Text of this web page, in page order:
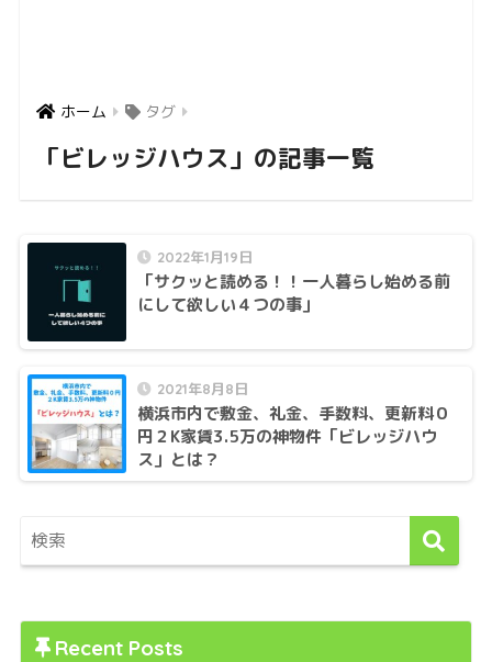
ホーム タグ
「ビレッジハウス」の記事一覧
2022年1月19日
「サクッと読める！！一人暮らし始める前
にして欲しい４つの事」
2021年8月8日
横浜市内で敷金、礼金、手数料、更新料０
円２K家賃3.5万の神物件「ビレッジハウ
ス」とは？
Recent Posts